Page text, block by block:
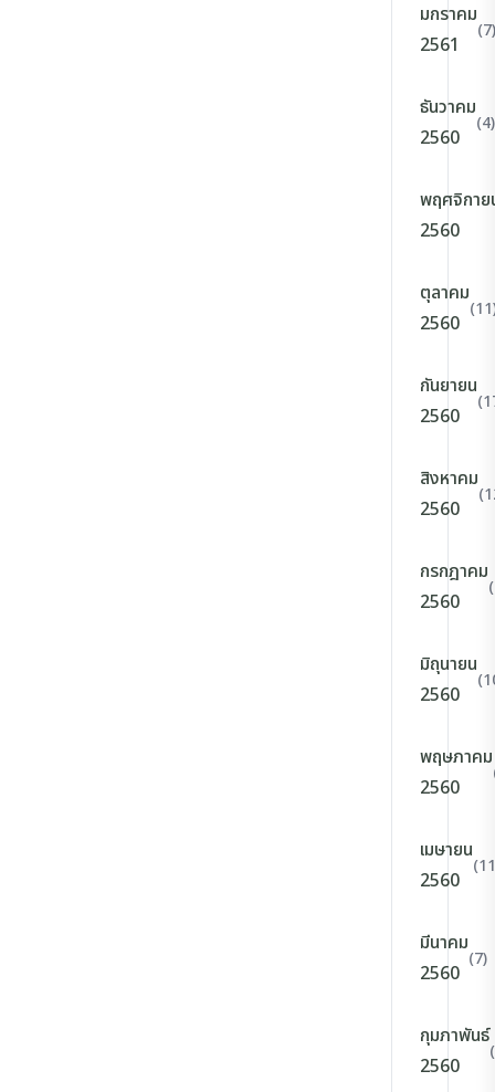
มกราคม
2561
(7)
ธันวาคม
2560
(4)
พฤศจิกาย
2560
ตุลาคม
2560
กันยายน
2560
สิงหาคม
2560
กรกฎาคม
2560
มิถุนายน
2560
พฤษภาคม
2560
เมษายน
2560
มีนาคม
2560
(7)
กุมภาพันธ์
2560